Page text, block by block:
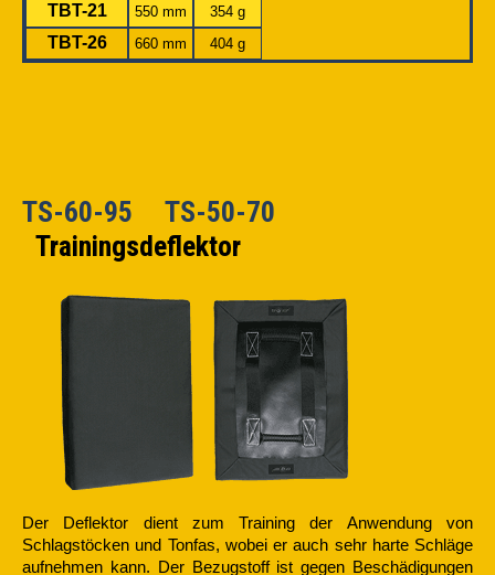
TBT-21 550 mm 354 g
TBT-26 660 mm 404 g
TS-60-95 TS-50-70
Trainingsdeflektor
Der Deflektor dient zum Training der Anwendung von
Schlagstöcken und Tonfas, wobei er auch sehr harte Schläge
aufnehmen kann. Der Bezugstoff ist gegen Beschädigungen